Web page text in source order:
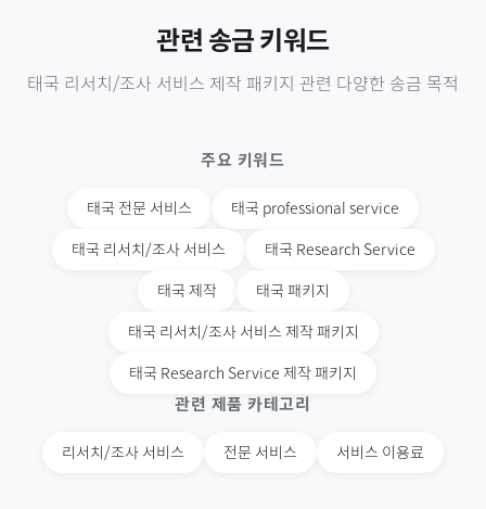
관련 송금 키워드
태국 리서치/조사 서비스 제작 패키지 관련 다양한 송금 목적
주요 키워드
태국 전문 서비스 태국 professional service
태국 리서치/조사 서비스 태국 Research Service
태국 제작 태국 패키지
태국 리서치/조사 서비스 제작 패키지
태국 Research Service 제작 패키지
관련 제품 카테고리
리서치/조사 서비스 전문 서비스 서비스 이용료